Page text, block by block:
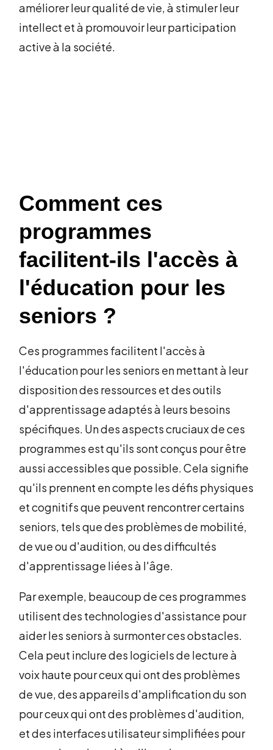
améliorer leur qualité de vie, à stimuler leur
intellect et à promouvoir leur participation
active à la société.
Comment ces
programmes
facilitent-ils l'accès à
l'éducation pour les
seniors ?
Ces programmes facilitent l'accès à
l'éducation pour les seniors en mettant à leur
disposition des ressources et des outils
d'apprentissage adaptés à leurs besoins
spécifiques. Un des aspects cruciaux de ces
programmes est qu'ils sont conçus pour être
aussi accessibles que possible. Cela signifie
qu'ils prennent en compte les défis physiques
et cognitifs que peuvent rencontrer certains
seniors, tels que des problèmes de mobilité,
de vue ou d'audition, ou des difficultés
d'apprentissage liées à l'âge.
Par exemple, beaucoup de ces programmes
utilisent des technologies d'assistance pour
aider les seniors à surmonter ces obstacles.
Cela peut inclure des logiciels de lecture à
voix haute pour ceux qui ont des problèmes
de vue, des appareils d'amplification du son
pour ceux qui ont des problèmes d'audition,
et des interfaces utilisateur simplifiées pour